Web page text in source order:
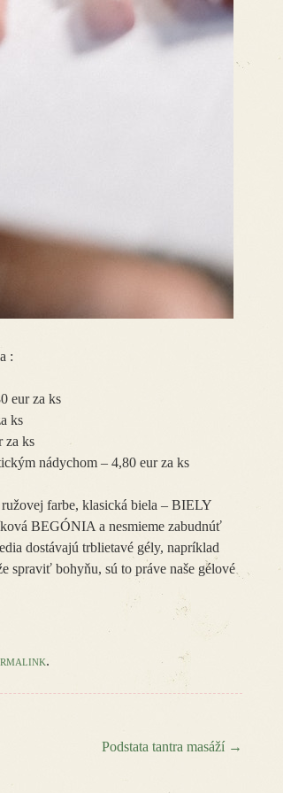
:
eur za ks
ks
za ks
nádychom – 4,80 eur za ks
farbe, klasická biela – BIELY
BEGÓNIA a nesmieme zabudnúť
dostávajú trblietavé gély, napríklad
bohyňu, sú to práve naše gélové
.
Podstata tantra masáží →